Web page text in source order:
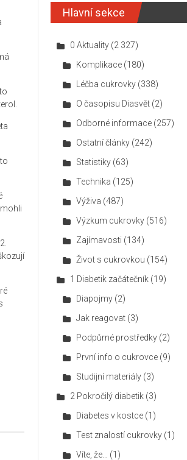
Hlavní sekce
0 Aktuality (2 327)
Komplikace (180)
Léčba cukrovky (338)
O časopisu Diasvět (2)
Odborné informace (257)
Ostatní články (242)
Statistiky (63)
Technika (125)
Výživa (487)
Výzkum cukrovky (516)
Zajímavosti (134)
Život s cukrovkou (154)
1 Diabetik začátečník (19)
Diapojmy (2)
Jak reagovat (3)
Podpůrné prostředky (2)
První info o cukrovce (9)
Studijní materiály (3)
2 Pokročilý diabetik (3)
Diabetes v kostce (1)
Test znalostí cukrovky (1)
Víte, že…
(1)